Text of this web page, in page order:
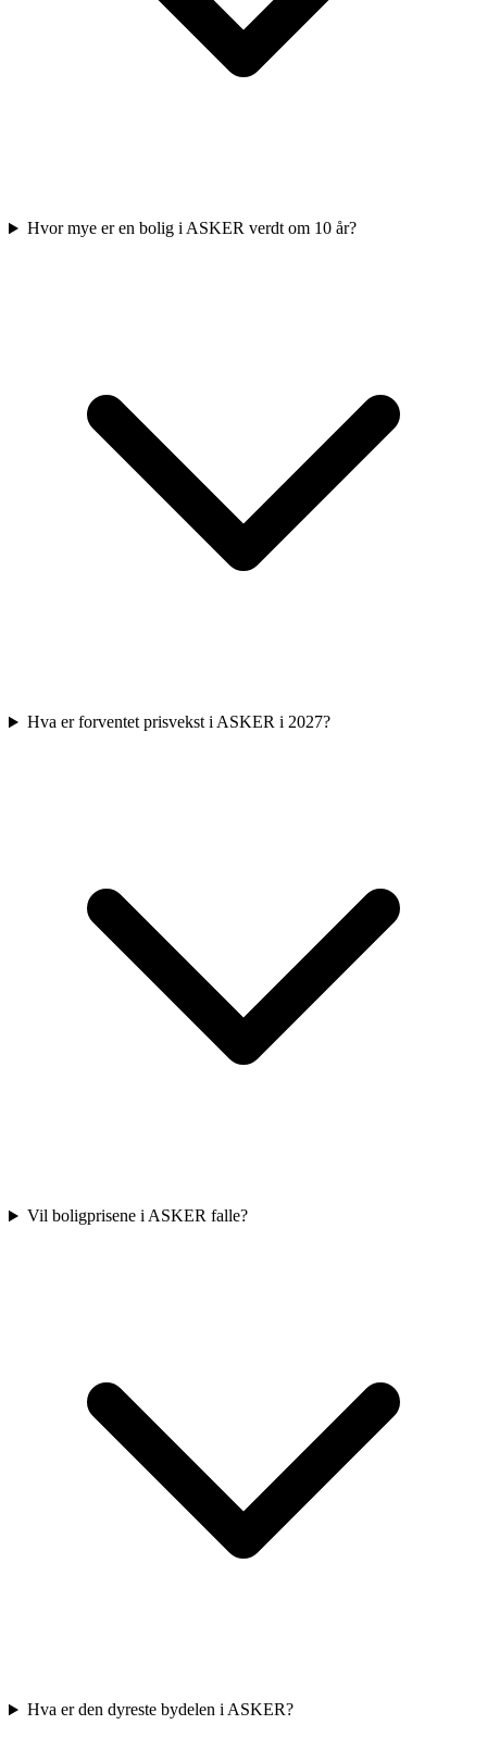
Hvor mye er en bolig i ASKER verdt om 10 år?
Hva er forventet prisvekst i ASKER i 2027?
Vil boligprisene i ASKER falle?
Hva er den dyreste bydelen i ASKER?